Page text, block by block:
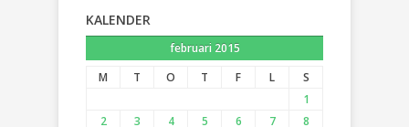
KALENDER
februari 2015
M
T O T F L
S
1
2
3 4 5 6 7
8